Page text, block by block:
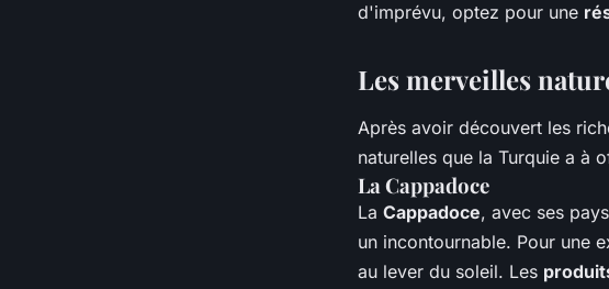
d'imprévu, optez pour une
Les merveilles
Après avoir découvert les
naturelles que la Turquie a à
La Cappadoce
La Cappadoce, avec ses
un incontournable. Pour une
au lever du soleil. Les